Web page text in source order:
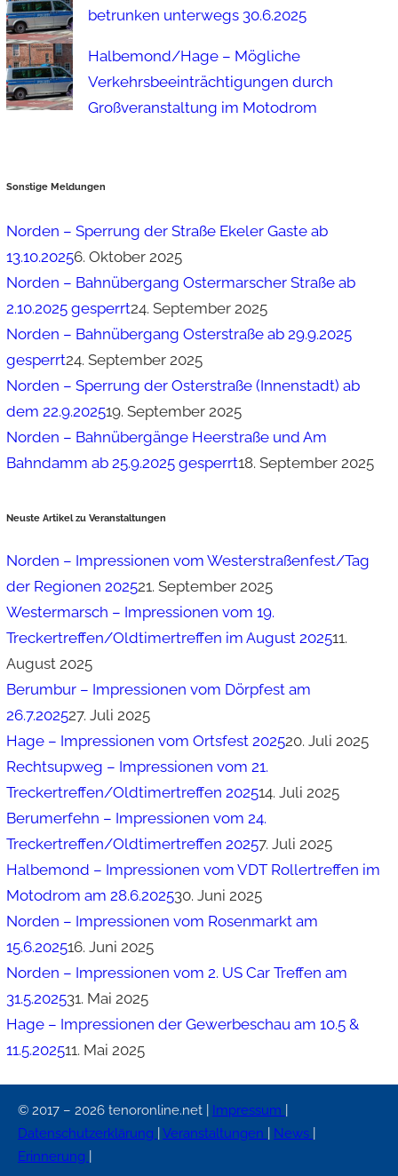
betrunken unterwegs 30.6.2025
Halbemond/Hage – Mögliche
Verkehrsbeeinträchtigungen durch
Großveranstaltung im Motodrom
Sonstige Meldungen
Norden – Sperrung der Straße Ekeler Gaste ab
13.10.20256. Oktober 2025
Norden – Bahnübergang Ostermarscher Straße ab
2.10.2025 gesperrt24. September 2025
Norden – Bahnübergang Osterstraße ab 29.9.2025
gesperrt24. September 2025
Norden – Sperrung der Osterstraße (Innenstadt) ab
dem 22.9.202519. September 2025
Norden – Bahnübergänge Heerstraße und Am
Bahndamm ab 25.9.2025 gesperrt18. September 2025
Neuste Artikel zu Veranstaltungen
Norden – Impressionen vom Westerstraßenfest/Tag
der Regionen 202521. September 2025
Westermarsch – Impressionen vom 19.
Treckertreffen/Oldtimertreffen im August 202511.
August 2025
Berumbur – Impressionen vom Dörpfest am
26.7.202527. Juli 2025
Hage – Impressionen vom Ortsfest 202520. Juli 2025
Rechtsupweg – Impressionen vom 21.
Treckertreffen/Oldtimertreffen 202514. Juli 2025
Berumerfehn – Impressionen vom 24.
Treckertreffen/Oldtimertreffen 20257. Juli 2025
Halbemond – Impressionen vom VDT Rollertreffen im
Motodrom am 28.6.202530. Juni 2025
Norden – Impressionen vom Rosenmarkt am
15.6.202516. Juni 2025
Norden – Impressionen vom 2. US Car Treffen am
31.5.202531. Mai 2025
Hage – Impressionen der Gewerbeschau am 10.5 &
11.5.202511. Mai 2025
© 2017 – 2026 tenoronline.net | Impressum
Datenschutzerklärung
Veranstaltungen News
Erinnerung